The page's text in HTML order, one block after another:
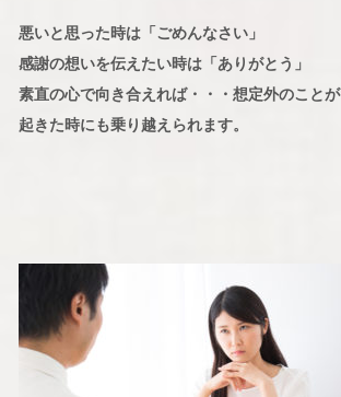
悪いと思った時は「ごめんなさい」
感謝の想いを伝えたい時は「ありがとう」
素直の心で向き合えれば・・・想定外のことが
起きた時にも乗り越えられます。